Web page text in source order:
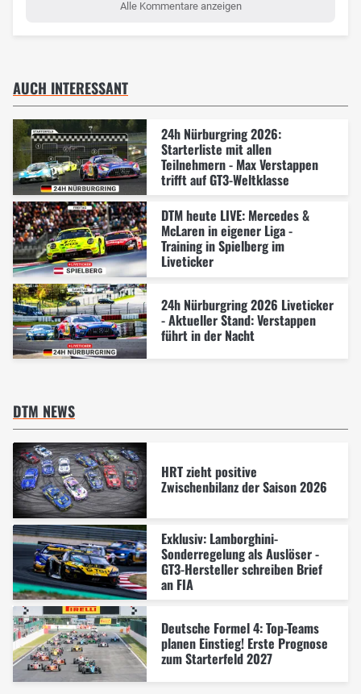
Alle Kommentare anzeigen
AUCH INTERESSANT
24h Nürburgring 2026:
Starterliste mit allen
Teilnehmern - Max Verstappen
trifft auf GT3-Weltklasse
DTM heute LIVE: Mercedes &
McLaren in eigener Liga -
Training in Spielberg im
Liveticker
24h Nürburgring 2026 Liveticker
- Aktueller Stand: Verstappen
führt in der Nacht
DTM NEWS
HRT zieht positive
Zwischenbilanz der Saison 2026
Exklusiv: Lamborghini-
Sonderregelung als Auslöser -
GT3-Hersteller schreiben Brief
an FIA
Deutsche Formel 4: Top-Teams
planen Einstieg! Erste Prognose
zum Starterfeld 2027